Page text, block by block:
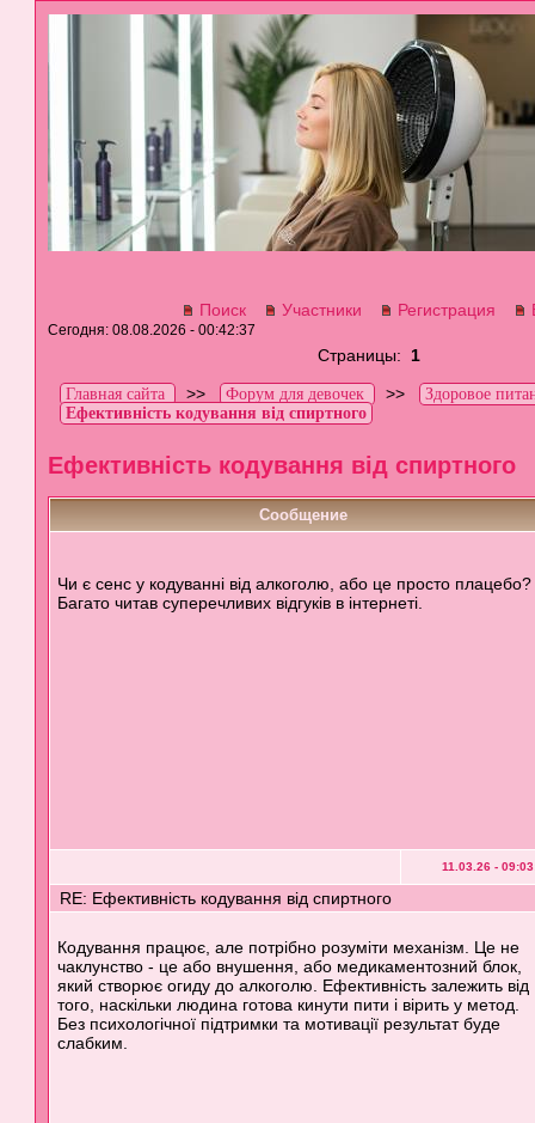
Поиск Участники Регистрация
Сегодня: 08.08.2026 - 00:42:37
Страницы: 1
Главная сайта >> Форум для девочек >> Здоровое
Ефективність кодування від спиртного
Ефективність кодування від спиртного
Сообщение
Чи є сенс у кодуванні від алкоголю, або це просто плацебо?
Багато читав суперечливих відгуків в інтернеті.
11.03.26 -
RE: Ефективність кодування від спиртного
Кодування працює, але потрібно розуміти механізм. Це не
чаклунство - це або внушення, або медикаментозний блок,
який створює огиду до алкоголю. Ефективність залежить від
того, наскільки людина готова кинути пити і вірить у метод.
Без психологічної підтримки та мотивації результат буде
слабким.